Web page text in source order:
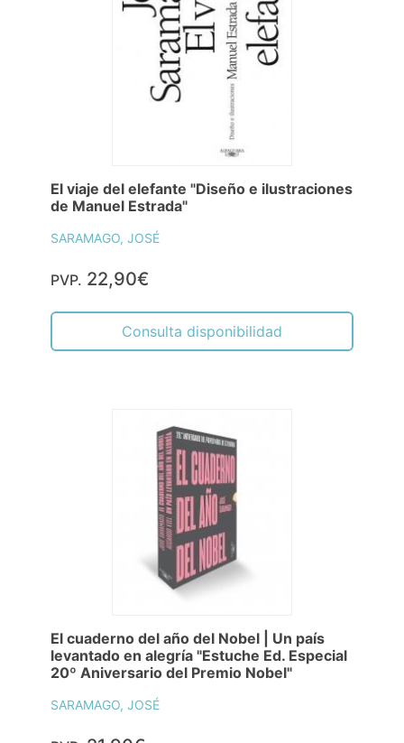
El viaje del elefante "Diseño e ilustraciones
de Manuel Estrada"
SARAMAGO, JOSÉ
PVP. 22,90€
Consulta disponibilidad
El cuaderno del año del Nobel | Un país
levantado en alegría "Estuche Ed. Especial
20º Aniversario del Premio Nobel"
SARAMAGO, JOSÉ